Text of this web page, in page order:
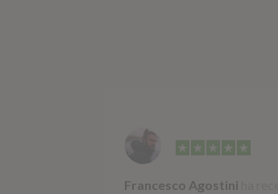
Francesco Agostini